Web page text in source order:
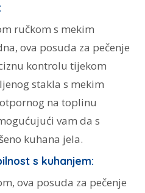
ručkom s mekim
ova posuda za pečenje
kontrolu tijekom
stakla s mekim
na toplinu
vam da s
kuhana jela.
s kuhanjem:
ova posuda za pečenje